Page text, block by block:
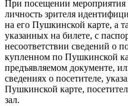
При посещении мероприятия
личность зрителя
на его Пушкинской карте, а
указанных на билете, с
несоответствии сведений о
купленном по Пушкинской
предъявляемом документе,
сведениях о посетителе,
Пушкинской карте,
зал.